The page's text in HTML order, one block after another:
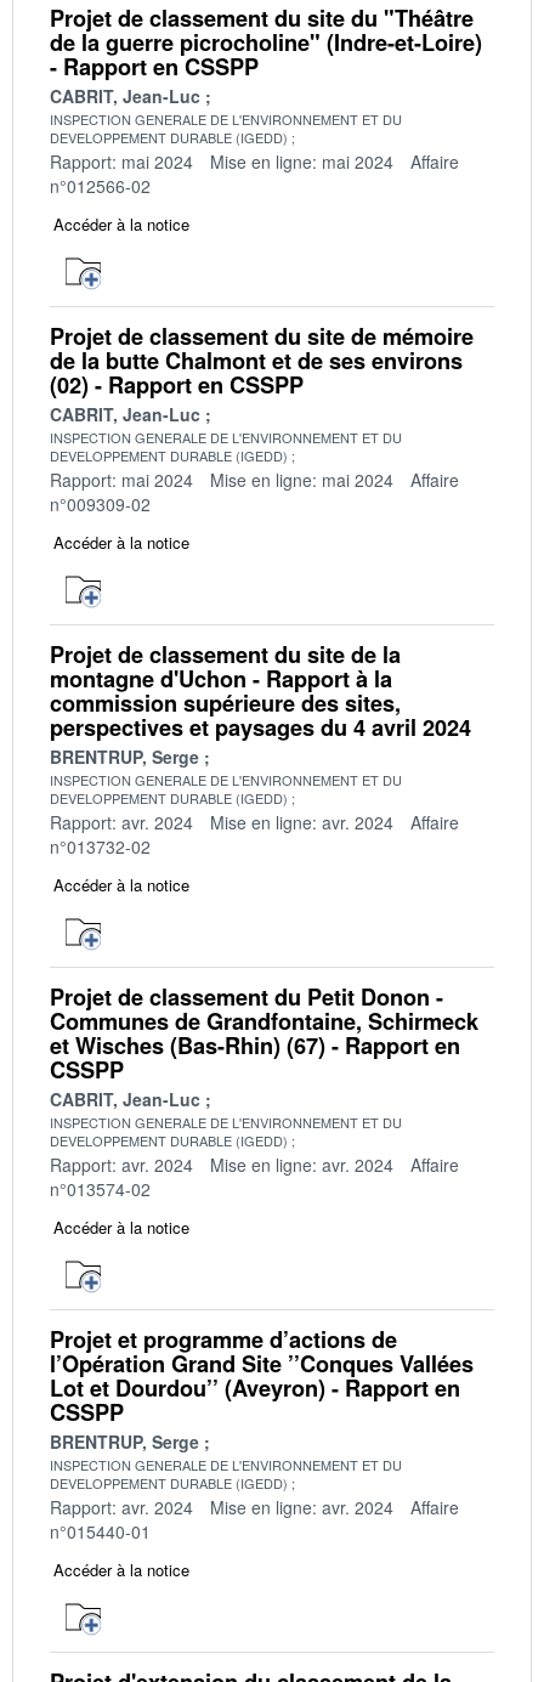
Projet de classement du site du "Théâtre
de la guerre picrocholine" (Indre-et-Loire)
- Rapport en CSSPP
CABRIT, Jean-Luc
INSPECTION GENERALE DE L'ENVIRONNEMENT ET DU
DEVELOPPEMENT DURABLE (IGEDD)
Rapport: mai 2024 Mise en ligne: mai 2024
Affaire
n°012566-02
Accéder à la notice
Projet de classement du site de mémoire
de la butte Chalmont et de ses environs
(02) - Rapport en CSSPP
CABRIT, Jean-Luc
INSPECTION GENERALE DE L'ENVIRONNEMENT ET DU
DEVELOPPEMENT DURABLE (IGEDD)
Rapport: mai 2024 Mise en ligne: mai 2024
Affaire
n°009309-02
Accéder à la notice
Projet de classement du site de la
montagne d'Uchon - Rapport à la
commission supérieure des sites,
perspectives et paysages du 4 avril 2024
BRENTRUP, Serge
INSPECTION GENERALE DE L'ENVIRONNEMENT ET DU
DEVELOPPEMENT DURABLE (IGEDD)
Rapport: avr. 2024 Mise en ligne: avr. 2024
Affaire
n°013732-02
Accéder à la notice
Projet de classement du Petit Donon -
Communes de Grandfontaine, Schirmeck
et Wisches (Bas-Rhin) (67) - Rapport en
CSSPP
CABRIT, Jean-Luc
INSPECTION GENERALE DE L'ENVIRONNEMENT ET DU
DEVELOPPEMENT DURABLE (IGEDD)
Rapport: avr. 2024 Mise en ligne: avr. 2024
Affaire
n°013574-02
Accéder à la notice
Projet et programme d’actions de
l’Opération Grand Site ’’Conques Vallées
Lot et Dourdou’’ (Aveyron) - Rapport en
CSSPP
BRENTRUP, Serge
INSPECTION GENERALE DE L'ENVIRONNEMENT ET DU
DEVELOPPEMENT DURABLE (IGEDD)
Rapport: avr. 2024 Mise en ligne: avr. 2024
Affaire
n°015440-01
Accéder à la notice